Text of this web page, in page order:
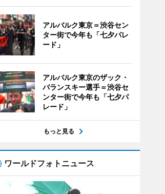
アルバルク東京＝渋谷セン
ター街で今年も「七夕パレ
ード」
アルバルク東京のザック・
バランスキー選手＝渋谷セ
ンター街で今年も「七夕パ
レード」
もっと見る
ワールドフォトニュース